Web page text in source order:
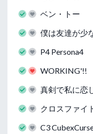
ベン・トー
僕は友達が少
P4 Persona4
WORKING'!!
真剣で私に恋
クロスファイ
C3